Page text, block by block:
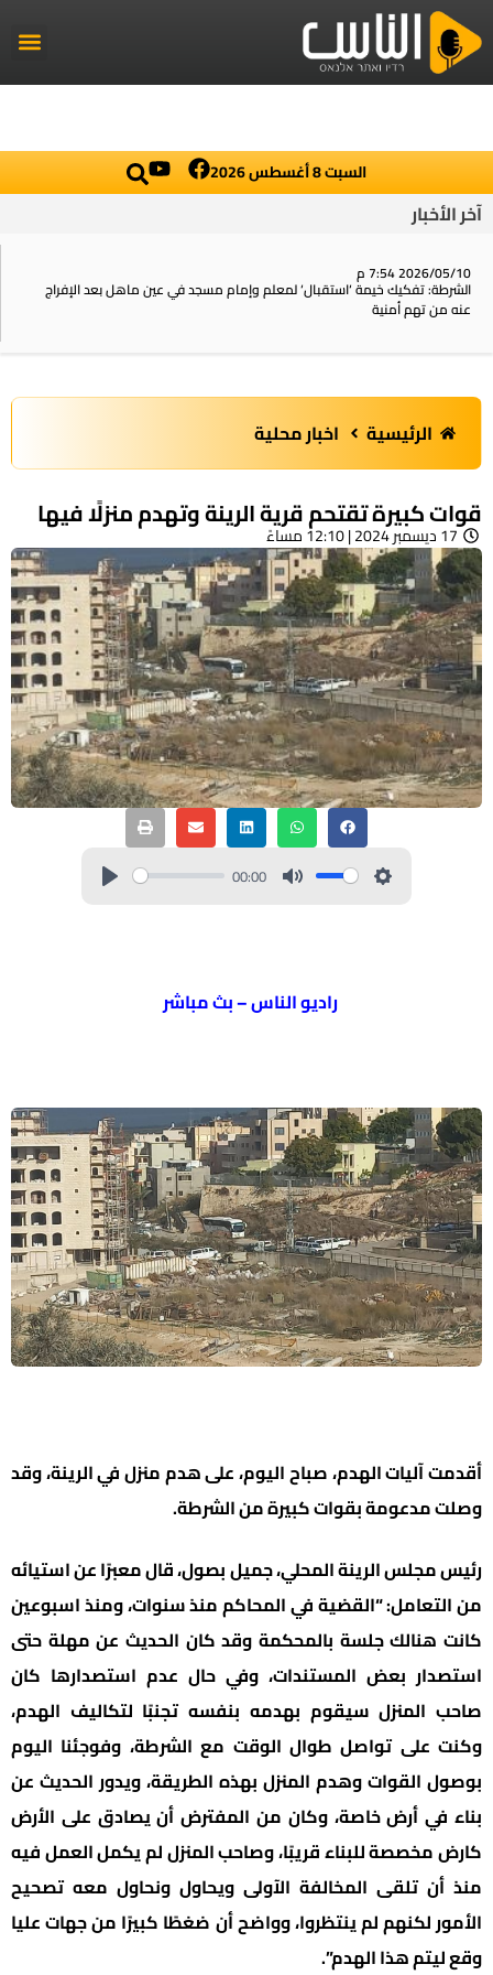
السبت 8 أغسطس 2026
آخر الأخبار
2026/05/10 7:54 م
الشرطة: تفكيك خيمة ‘استقبال‘ لمعلم وإمام مسجد في عين ماهل بعد الإفراج
عنه من تهم أمنية
الرئيسية اخبار محلية
قوات كبيرة تقتحم قرية الرينة وتهدم منزلًا فيها
17 ديسمبر 2024 | 12:10 مساءً
00:00
راديو الناس – بث مباشر
أقدمت آليات الهدم، صباح اليوم، على هدم منزل في الرينة، وقد
وصلت مدعومة بقوات كبيرة من الشرطة.
رئيس مجلس الرينة المحلي، جميل بصول، قال معبرًا عن استيائه
من التعامل: “القضية في المحاكم منذ سنوات، ومنذ اسبوعين
كانت هنالك جلسة بالمحكمة وقد كان الحديث عن مهلة حتى
استصدار بعض المستندات، وفي حال عدم استصدارها كان
صاحب المنزل سيقوم بهدمه بنفسه تجنبًا لتكاليف الهدم،
وكنت على تواصل طوال الوقت مع الشرطة، وفوجئنا اليوم
بوصول القوات وهدم المنزل بهذه الطريقة، ويدور الحديث عن
بناء في أرض خاصة، وكان من المفترض أن يصادق على الأرض
كارض مخصصة للبناء قريبًا، وصاحب المنزل لم يكمل العمل فيه
منذ أن تلقى المخالفة الآولى ويحاول ونحاول معه تصحيح
الأمور لكنهم لم ينتظروا، وواضح أن ضغطًا كبيرًا من جهات عليا
وقع ليتم هذا الهدم”.